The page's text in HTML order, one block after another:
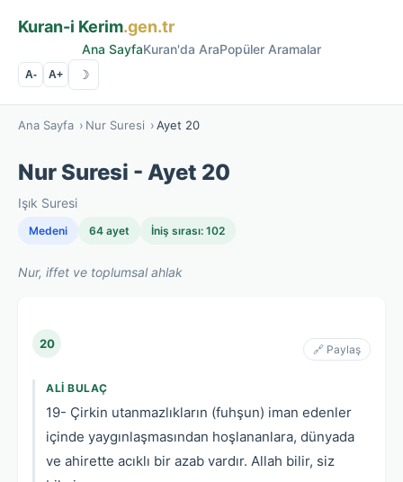
Kuran-i Kerim.gen.tr
Ana SayfaKuran'da AraPopüler Aramalar
A- A+ ☽
Ana Sayfa › Nur Suresi ›Ayet 20
Nur Suresi - Ayet 20
Işık Suresi
Medeni 64 ayet İniş sırası: 102
Nur, iffet ve toplumsal ahlak
20 🔗 Paylaş
ALI BULAÇ
19- Çirkin utanmazlıkların (fuhşun) iman edenler
içinde yaygınlaşmasından hoşlananlara, dünyada
ve ahirette acıklı bir azab vardır. Allah bilir, siz